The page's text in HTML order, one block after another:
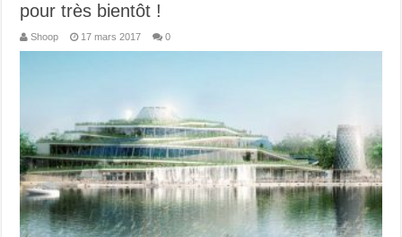
pour très bientôt !
Shoop 17 mars 2017 0